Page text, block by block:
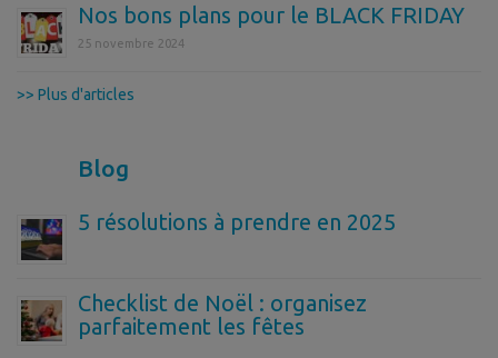
Nos bons plans pour le BLACK FRIDAY
25 novembre 2024
>> Plus d'articles
Blog
5 résolutions à prendre en 2025
Checklist de Noël : organisez
parfaitement les fêtes